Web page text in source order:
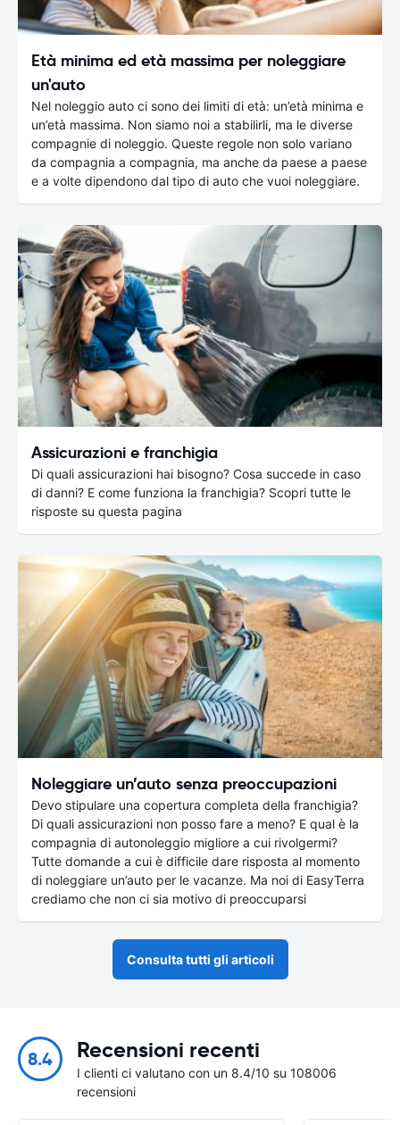
Età minima ed età massima per noleggiare
un'auto
Nel noleggio auto ci sono dei limiti di età: un’età minima e
un’età massima. Non siamo noi a stabilirli, ma le diverse
compagnie di noleggio. Queste regole non solo variano
da compagnia a compagnia, ma anche da paese a paese
e a volte dipendono dal tipo di auto che vuoi noleggiare.
Assicurazioni e franchigia
Di quali assicurazioni hai bisogno? Cosa succede in caso
di danni? E come funziona la franchigia? Scopri tutte le
risposte su questa pagina
Noleggiare un’auto senza preoccupazioni
Devo stipulare una copertura completa della franchigia?
Di quali assicurazioni non posso fare a meno? E qual è la
compagnia di autonoleggio migliore a cui rivolgermi?
Tutte domande a cui è difficile dare risposta al momento
di noleggiare un’auto per le vacanze. Ma noi di EasyTerra
crediamo che non ci sia motivo di preoccuparsi
Consulta tutti gli articoli
8.4 Recensioni recenti
I clienti ci valutano con un 8.4/10 su 108006
recensioni